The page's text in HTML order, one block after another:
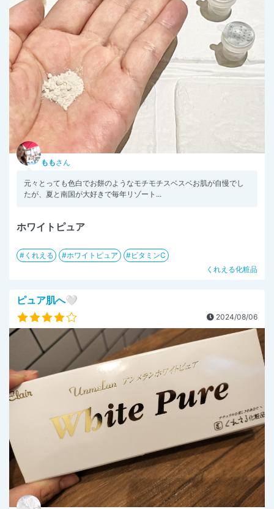
ももさん
元々とっても色白でお餅のようなモチモチスベスベお肌が自慢でし
たが、夏と南国が大好きで毎年リゾート...
ホワイトピュア
くれえる ホワイトピュア
ビタミンC
くれえる化粧品
ピュア肌へ‎🤍
2024/08/06